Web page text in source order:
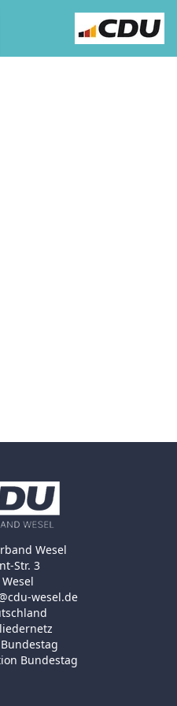
Wesel
Str. 3
wesel.de
Bundestag